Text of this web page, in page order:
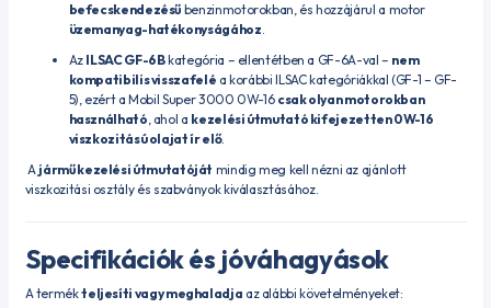
befecskendezésű benzinmotorokban, és hozzájárul a motor
üzemanyag-hatékonyságához.
Az ILSAC GF-6Bkategória – ellentétben a GF-6A-val – nem
kompatibilis visszafelé a korábbi ILSAC kategóriákkal (GF-1 – GF-
5), ezért a Mobil Super 3000 0W-16 csak olyan motorokban
használható, ahol a kezelési útmutató kifejezetten 0W-16
viszkozitású olajat ír elő.
A jármű kezelési útmutatóját mindig meg kell nézni az ajánlott
viszkozitási osztály és szabványok kiválasztásához.
Specifikációk és jóváhagyások
A termékteljesíti vagy meghaladja az alábbi követelményeket: